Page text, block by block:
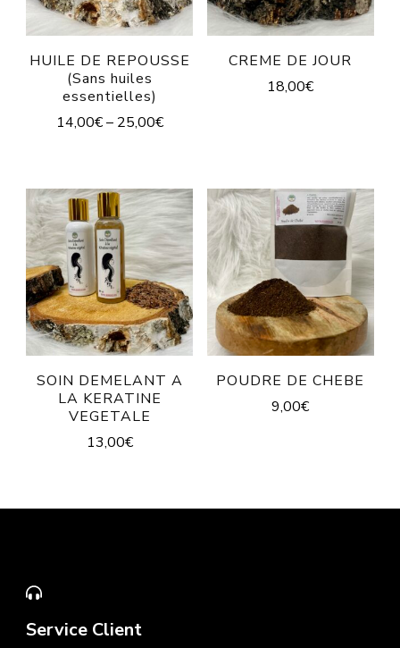
HUILE DE REPOUSSE
(Sans huiles
essentielles)
14,00€– 25,00€
CREME DE JOUR
18,00€
SOIN DEMELANT A
LA KERATINE
VEGETALE
13,00€
POUDRE DE CHEBE
9,00€
Service Client